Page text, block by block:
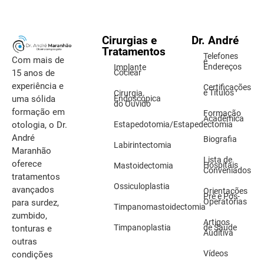
Com mais de
15 anos de
experiência e
uma sólida
formação em
otologia, o Dr.
André
Maranhão
oferece
tratamentos
avançados
para surdez,
zumbido,
tonturas e
outras
condições
Cirurgias e
Tratamentos
Implante
Coclear
Cirurgia
Endoscópica
do Ouvido
Estapedotomia/Estapedectomia
Labirintectomia
Mastoidectomia
Ossiculoplastia
Timpanomastoidectomia
Timpanoplastia
Dr. André
Telefones
e
Endereços
Certificações
e Títulos
Formação
Acadêmica
Biografia
Lista de
Hospitais
Conveniados
Orientações
Pré e Pós-
Operatórias
Artigos
de Saúde
Auditiva
Vídeos